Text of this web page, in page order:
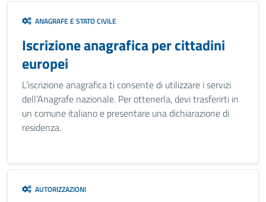
ANAGRAFE E STATO CIVILE
Iscrizione anagrafica per cittadini
europei
L’iscrizione anagrafica ti consente di utilizzare i servizi
dell’Anagrafe nazionale. Per ottenerla, devi trasferirti in
un comune italiano e presentare una dichiarazione di
residenza.
AUTORIZZAZIONI